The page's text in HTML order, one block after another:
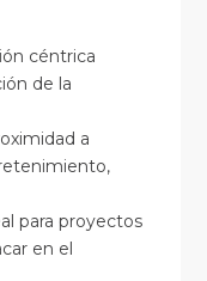
céntrica
de la
a
para proyectos
en el